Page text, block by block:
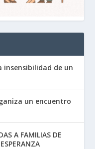
insensibilidad de un
un encuentro
A FAMILIAS DE